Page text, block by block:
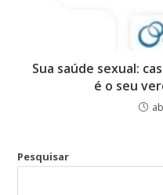
Sua saúde sexual:
é o seu
Pesquisar